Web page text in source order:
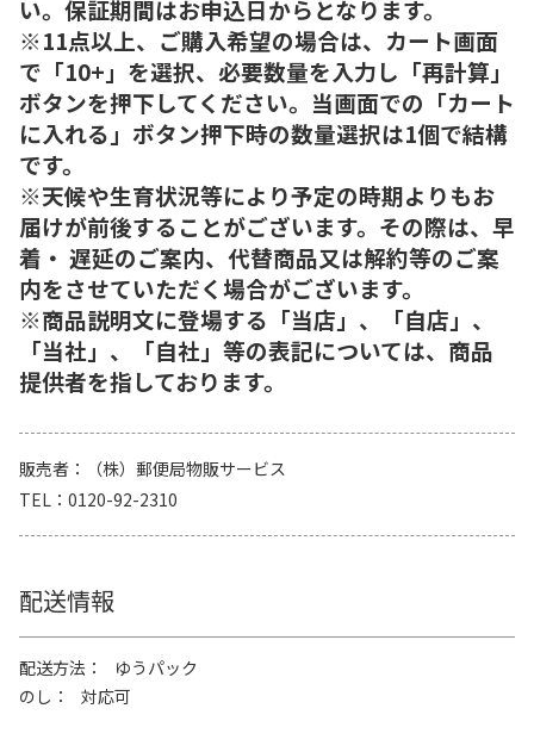
い。保証期間はお申込日からとなります。
※11点以上、ご購入希望の場合は、カート画面
で「10+」を選択、必要数量を入力し「再計算」
ボタンを押下してください。当画面での「カート
に入れる」ボタン押下時の数量選択は1個で結構
です。
※天候や生育状況等により予定の時期よりもお
届けが前後することがございます。その際は、早
着・ 遅延のご案内、代替商品又は解約等のご案
内をさせていただく場合がございます。
※商品説明文に登場する「当店」、「自店」、
「当社」、「自社」等の表記については、商品
提供者を指しております。
販売者
（株）郵便局物販サービス
TEL
0120-92-2310
配送情報
配送方法
ゆうパック
のし
対応可